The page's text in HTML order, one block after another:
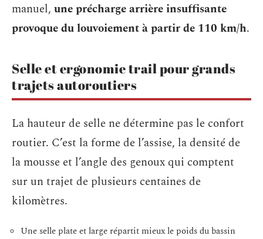
manuel, une précharge arrière insuffisante
provoque du louvoiement à partir de 110 km/h.
Selle et ergonomie trail pour grands
trajets autoroutiers
La hauteur de selle ne détermine pas le confort
routier. C’est la forme de l’assise, la densité de
la mousse et l’angle des genoux qui comptent
sur un trajet de plusieurs centaines de
kilomètres.
Une selle plate et large répartit mieux le poids du bassin